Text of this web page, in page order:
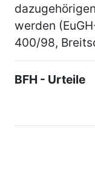
werden
400/98,
BFH - Urteile